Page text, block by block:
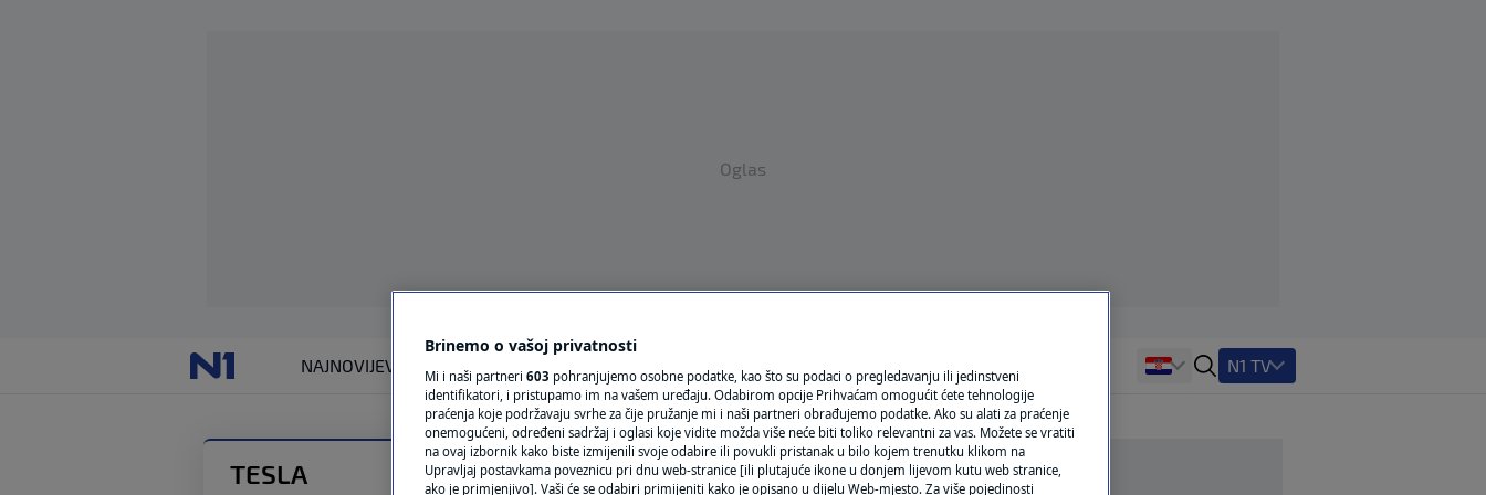
Oglas
NAJNOVIJEVIJESTI SVIJET
VRIJEME
N1 TEME
REGIJA
N1 TV
TESLA
Brinemo o vašoj privatnosti
Mi i naši partneri 603 pohranjujemo osobne podatke, kao što su podaci o pregledavanju ili jedinstveni
identifikatori, i pristupamo im na vašem uređaju. Odabirom opcije Prihvaćam omogućit ćete tehnologije
praćenja koje podržavaju svrhe za čije pružanje mi i naši partneri obrađujemo podatke. Ako su alati za praćenje
onemogućeni, određeni sadržaj i oglasi koje vidite možda više neće biti toliko relevantni za vas. Možete se vratiti
na ovaj izbornik kako biste izmijenili svoje odabire ili povukli pristanak u bilo kojem trenutku klikom na
Upravljaj postavkama poveznicu pri dnu web-stranice [ili plutajuće ikone u donjem lijevom kutu web stranice,
ako je primjenjivo]. Vaši će se odabiri primijeniti kako je opisano u dijelu Web-mjesto. Za više pojedinosti